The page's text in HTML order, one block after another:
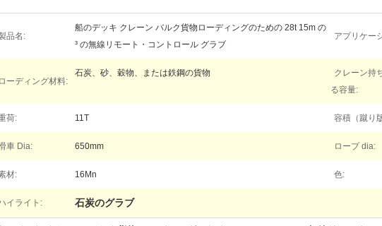
品名:
船のデッキ クレーン バルク貨物ローディングのための 28t 15m の
³ の無線リモート・コントロール グラブ
アプリケー
ーディング材料:
石炭、砂、穀物、または鉄鋼の貨物
クレーン持
る容量:
荷: 11T 容積（蹴り
車 Dia: 650mm ロープ dia:
材: 16Mn 色:
イライト: 石炭のグラブ